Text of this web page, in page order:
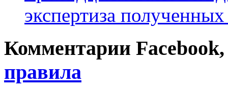
экспертиза
Комментарии
правила